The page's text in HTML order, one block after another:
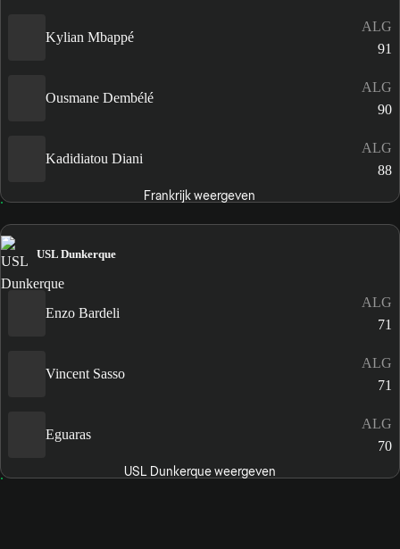
Kylian Mbappé
ALG
91
Ousmane Dembélé
ALG
90
Kadidiatou Diani
ALG
88
Frankrijk weergeven
USL Dunkerque
Enzo Bardeli
ALG
71
Vincent Sasso
ALG
71
Eguaras
ALG
70
USL Dunkerque weergeven